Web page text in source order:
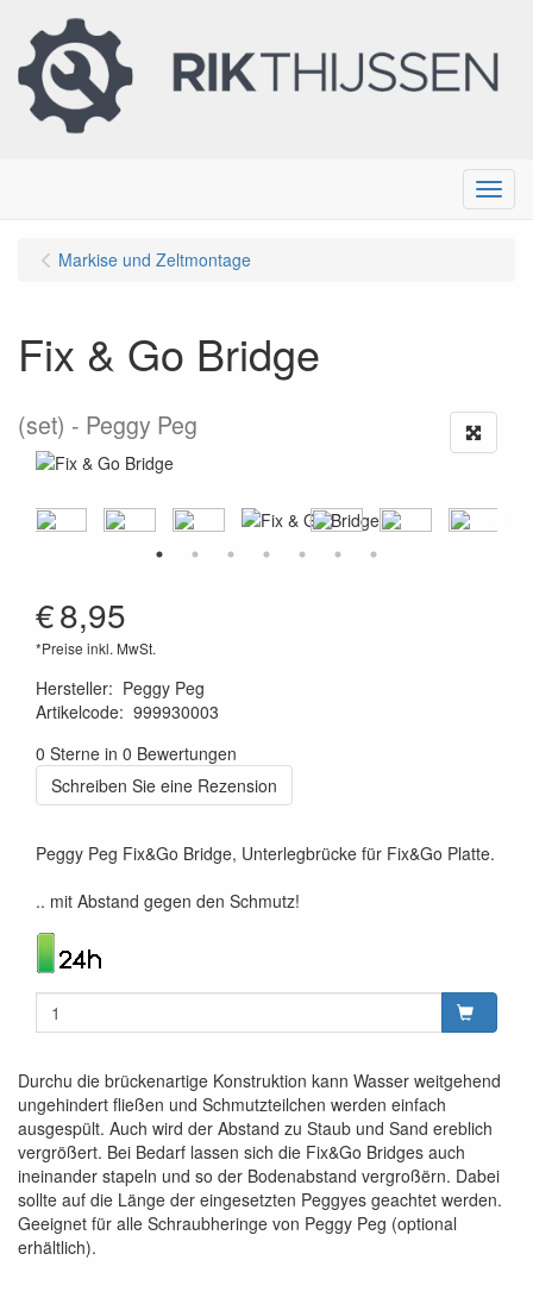
Menu
Markise und Zeltmontage
Fix & Go Bridge
(set) Peggy Peg
€8,95
*Preise inkl. MwSt.
Hersteller: Peggy Peg
Artikelcode: 999930003
0 Sterne in 0 Bewertungen
Schreiben Sie eine Rezension
Peggy Peg Fix&Go Bridge, Unterlegbrücke für Fix&Go Platte.
.. mit Abstand gegen den Schmutz!
Durchu die brückenartige Konstruktion kann Wasser weitgehend
ungehindert fließen und Schmutzteilchen werden einfach
ausgespült. Auch wird der Abstand zu Staub und Sand ereblich
vergrößert. Bei Bedarf lassen sich die Fix&Go Bridges auch
ineinander stapeln und so der Bodenabstand vergroßërn. Dabei
sollte auf die Länge der eingesetzten Peggyes geachtet werden.
Geeignet für alle Schraubheringe von Peggy Peg (optional
erhältlich).